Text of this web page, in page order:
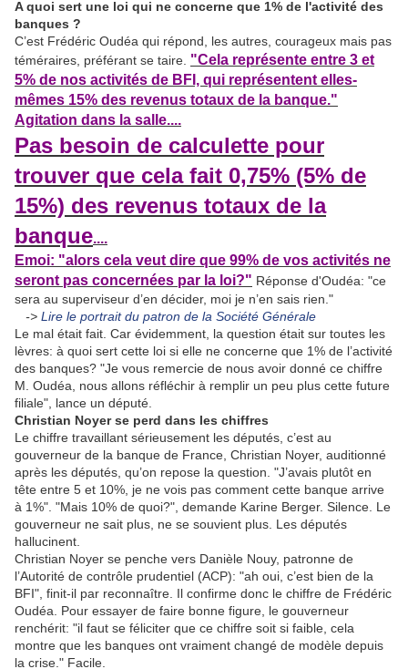
A quoi sert une loi qui ne concerne que 1% de l'activité des
banques ?
C’est Frédéric Oudéa qui répond, les autres, courageux mais pas
téméraires, préférant se taire. "Cela représente entre 3 et
5% de nos activités de BFI, qui représentent elles-
mêmes 15% des revenus totaux de la banque."
Agitation dans la salle....
Pas besoin de calculette pour
trouver que cela fait 0,75% (5% de
15%) des revenus totaux de la
banque....
Emoi: "alors cela veut dire que 99% de vos activités ne
seront pas concernées par la loi?" Réponse d'Oudéa: "ce
sera au superviseur d’en décider, moi je n’en sais rien."
-> Lire le portrait du patron de la Société Générale
Le mal était fait. Car évidemment, la question était sur toutes les
lèvres: à quoi sert cette loi si elle ne concerne que 1% de l’activité
des banques? "Je vous remercie de nous avoir donné ce chiffre
M. Oudéa, nous allons réfléchir à remplir un peu plus cette future
filiale", lance un député.
Christian Noyer se perd dans les chiffres
Le chiffre travaillant sérieusement les députés, c’est au
gouverneur de la banque de France, Christian Noyer, auditionné
après les députés, qu’on repose la question. "J’avais plutôt en
tête entre 5 et 10%, je ne vois pas comment cette banque arrive
à 1%". "Mais 10% de quoi?", demande Karine Berger. Silence. Le
gouverneur ne sait plus, ne se souvient plus. Les députés
hallucinent.
Christian Noyer se penche vers Danièle Nouy, patronne de
l’Autorité de contrôle prudentiel (ACP): "ah oui, c’est bien de la
BFI", finit-il par reconnaître. Il confirme donc le chiffre de Frédéric
Oudéa. Pour essayer de faire bonne figure, le gouverneur
renchérit: "il faut se féliciter que ce chiffre soit si faible, cela
montre que les banques ont vraiment changé de modèle depuis
la crise." Facile.